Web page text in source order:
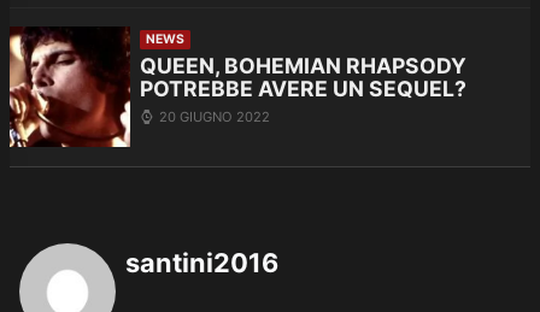
NEWS
QUEEN, BOHEMIAN RHAPSODY
POTREBBE AVERE UN SEQUEL?
20 GIUGNO 2022
santini2016